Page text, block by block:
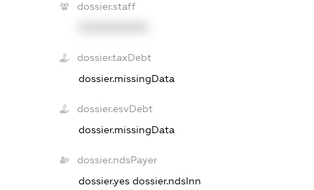
dossier.staff
dossier.taxDebt
dossier.missingData
dossier.esvDebt
dossier.missingData
dossier.ndsPayer
dossier.yes dossier.ndsInn